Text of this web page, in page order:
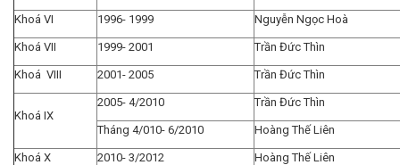
Khoá VI 1996- 1999 Nguyễn Ngọc Hoà
Khoá VII 1999- 2001 Trần Đức Thìn
Khoá VIII 2001- 2005 Trần Đức Thìn
Khoá IX
2005- 4/2010 Trần Đức Thìn
Tháng 4/010- 6/2010 Hoàng Thế Liên
Khoá X 2010- 3/2012 Hoàng Thế Liên